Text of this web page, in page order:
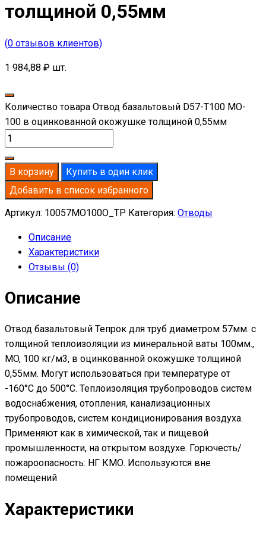
толщиной 0,55мм
(0 отзывов клиентов)
1 984,88 ₽ шт.
Количество товара Отвод базальтовый D57-T100 MO-
100 в оцинкованной окожушке толщиной 0,55мм
В корзину
Купить в один клик
Добавить в список избранного
Артикул: 10057MO100O_TP Категория: Отводы
Описание
Характеристики
Отзывы (0)
Описание
Отвод базальтовый Тепрок для труб диаметром 57мм. с
толщиной теплоизоляции из минеральной ваты 100мм.,
MO, 100 кг/м3, в оцинкованной окожушке толщиной
0,55мм. Могут использоваться при температуре от
-160°С до 500°С. Теплоизоляция трубопроводов систем
водоснабжения, отопления, канализационных
трубопроводов, систем кондиционирования воздуха.
Применяют как в химической, так и пищевой
промышленности, на открытом воздухе. Горючесть/
пожароопасность: НГ КМО. Используются вне
помещений
Характеристики